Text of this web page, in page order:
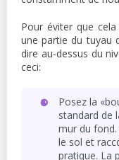
Pour éviter que
une partie du tuyau
dire au-dessus du
ceci:
Posez la
standard de
mur du
le sol et
pratique. La